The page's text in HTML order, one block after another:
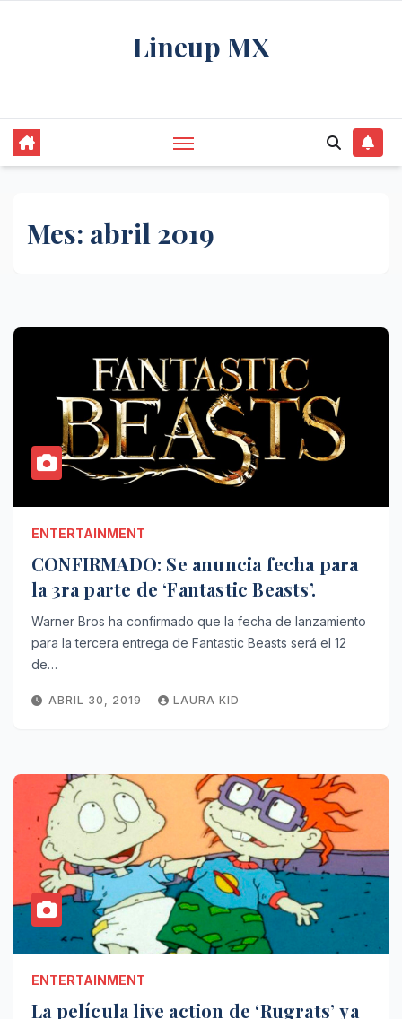
Lineup MX
Mes: abril 2019
ENTERTAINMENT
CONFIRMADO: Se anuncia fecha para
la 3ra parte de ‘Fantastic Beasts’.
Warner Bros ha confirmado que la fecha de lanzamiento
para la tercera entrega de Fantastic Beasts será el 12
de…
ABRIL 30, 2019 LAURA KID
ENTERTAINMENT
La película live action de ‘Rugrats’ ya